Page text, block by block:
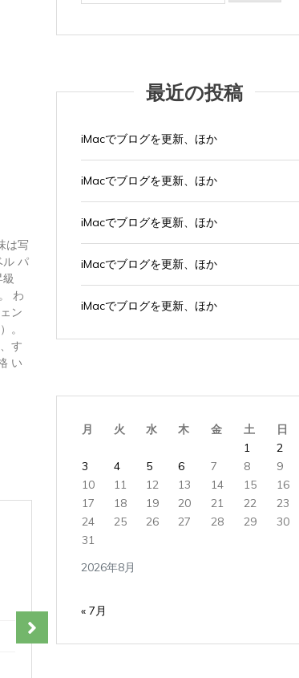
は写
ル パ
わ
ン
。
す
い
グ:
Apple製品 iMac iPad Pro iPadシリーズ Mac
NINTENDO Switch２
ひとりごと
iMacでブログを更新、ほか
最近の投稿
iMacでブログを更新、ほか
iMacでブログを更新、ほか
iMacでブログを更新、ほか
iMacでブログを更新、ほか
iMacでブログを更新、ほか
2026年8月
月 火 水 木 金 土
日
1
2
3
4 5 6 7 8
9
10
11 12 13 14 15
16
17
18 19 20 21 22
23
24
25 26 27 28 29
30
31
« 7月